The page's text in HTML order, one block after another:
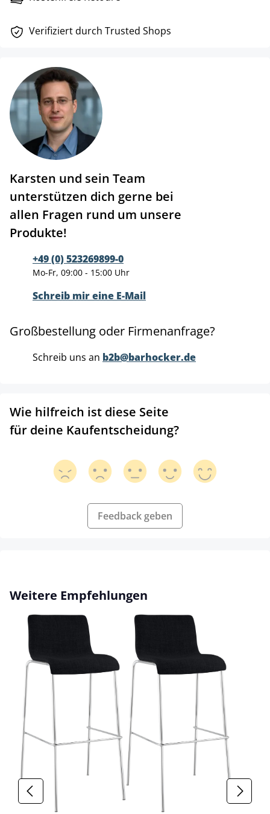
Verifiziert durch Trusted Shops
Karsten und sein Team
unterstützen dich gerne bei
allen Fragen rund um unsere
Produkte!
+49 (0) 523269899-0
Mo-Fr, 09:00 - 15:00 Uhr
Schreib mir eine E-Mail
Großbestellung oder Firmenanfrage?
Schreib uns an b2b@barhocker.de
Wie hilfreich ist diese Seite
für deine Kaufentscheidung?
Feedback geben
Skip product gallery
Weitere Empfehlungen